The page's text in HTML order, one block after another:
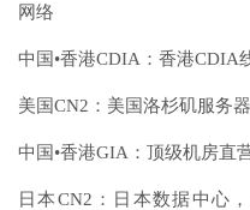
网络
中国•香港CDIA：香港CDIA
美国CN2：美国洛杉矶服务
中国•香港GIA：顶级机房直
日本CN2：日本数据中心